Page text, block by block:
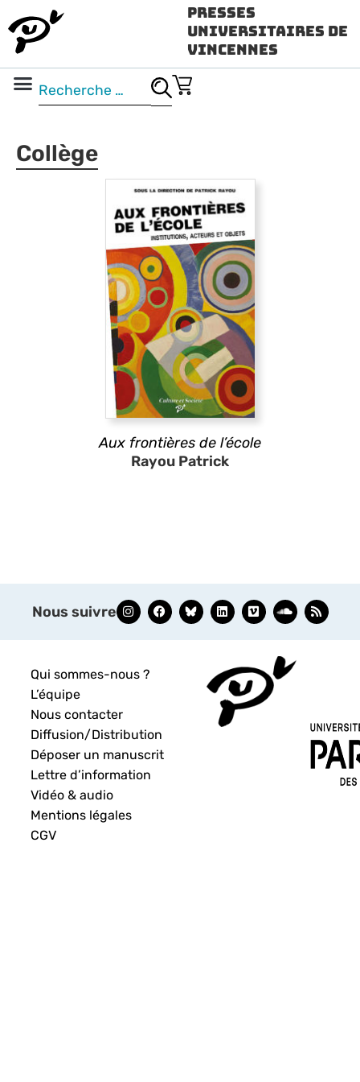
Presses
Universitaires de
Vincennes
Collège
Aux frontières de l’école
Rayou Patrick
Nous suivre
Qui sommes-nous ?
L’équipe
Nous contacter
Diffusion/Distribution
Déposer un manuscrit
Lettre d’information
Vidéo & audio
Mentions légales
CGV